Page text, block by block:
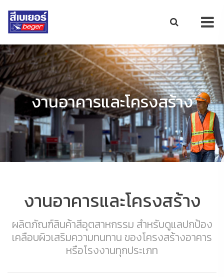
งานอาคารและโครงสร้าง
งานอาคารและโครงสร้าง
ผลิตภัณฑ์สินค้าสีอุตสาหกรรม สำหรับดูแลปกป้อง
เคลือบผิวเสริมความทนทาน ของโครงสร้างอาคาร
หรือโรงงานทุกประเภท